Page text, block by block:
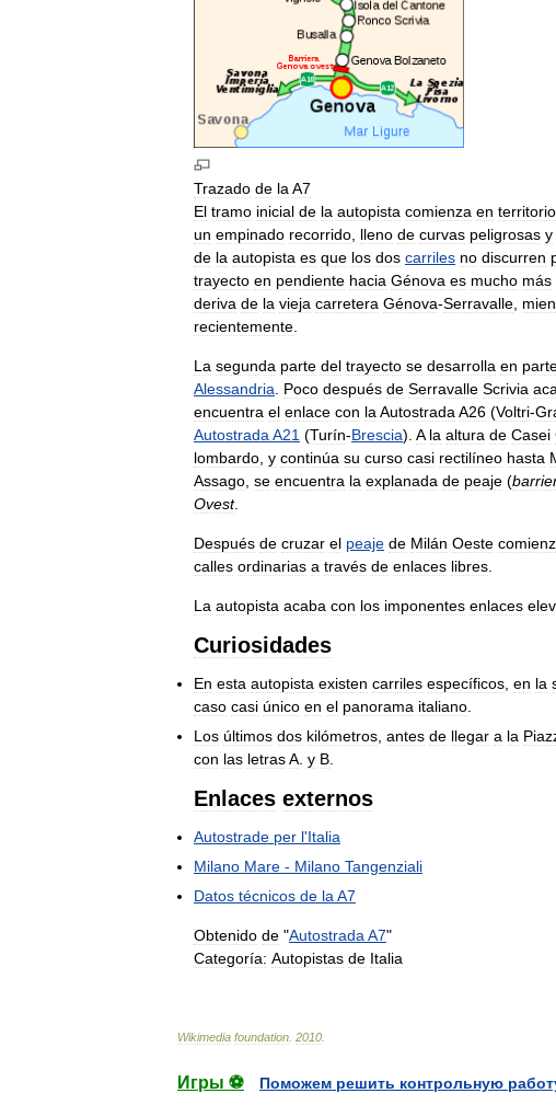
Trazado de la A7
El tramo inicial de la autopista comienza en territorio
un empinado recorrido lleno de curvas peligrosas y
de la autopista es que los dos carriles no discurren
trayecto en pendiente hacia Génova es mucho más
deriva de la vieja carretera Génova-Serravalle
recientemente
La segunda parte del trayecto se desarrolla en
Alessandria
Poco después de Serravalle Scrivia
encuentra el enlace con la Autostrada A26 (Voltri-
Autostrada A21 (Turín-Brescia). A la altura de Casei
lombardo y continúa su curso casi rectilíneo hasta
Assago se encuentra la explanada de peaje (
Ovest.
Después de cruzar el peaje de Milán Oeste
calles ordinarias a través de enlaces libres
La autopista acaba con los imponentes enlaces
Curiosidades
En esta autopista existen carriles específicos en la
caso casi único en el panorama italiano
Los últimos dos kilómetros antes de llegar a la
con las letrasA y B
Enlaces externos
Autostrade per l'Italia
Milano Mare - Milano Tangenziali
Datos técnicos de la A7
Obtenido de "Autostrada A7"
Categoría: Autopistas de Italia
Wikimedia foundation 2010
Игры ⚽
Поможем решить контрольную